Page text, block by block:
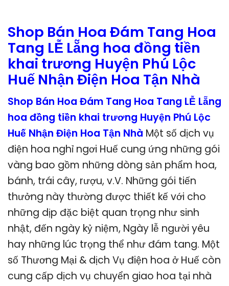
Shop Bán Hoa Đám Tang Hoa
Tang LỄ Lẵng hoa đồng tiền
khai trương Huyện Phú Lộc
Huế Nhận Điện Hoa Tận Nhà
Shop Bán Hoa Đám Tang Hoa Tang LỄ Lẵng
hoa đồng tiền khai trương Huyện Phú Lộc
Huế Nhận Điện Hoa Tận Nhà Một số dịch vụ
điện hoa nghỉ ngơi Huế cung ứng những gói
vàng bao gồm những dòng sản phẩm hoa,
bánh, trái cây, rượu, v.V. Những gói tiến
thưởng này thường được thiết kế với cho
những dịp đặc biệt quan trọng như sinh
nhật, đến ngày kỷ niệm, Ngày lễ người yêu
hay những lúc trọng thể như đám tang. Một
số Thương Mại & dịch Vụ điện hoa ở Huế còn
cung cấp dịch vụ chuyển giao hoa tại nhà